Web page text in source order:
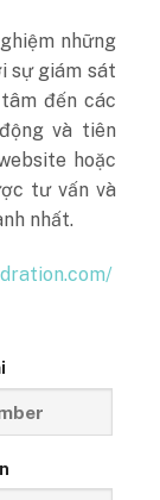
những
sự giám sát
đến các
và tiên
hoặc
tư vấn và
nhất.